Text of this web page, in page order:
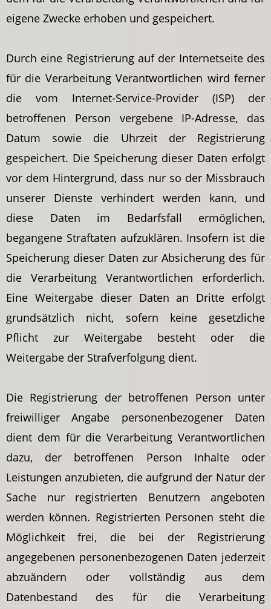
eigene Zwecke erhoben und gespeichert.
Durch eine Registrierung auf der Internetseite des
für die Verarbeitung Verantwortlichen wird ferner
die vom Internet-Service-Provider (ISP) der
betroffenen Person vergebene IP-Adresse, das
Datum sowie die Uhrzeit der Registrierung
gespeichert. Die Speicherung dieser Daten erfolgt
vor dem Hintergrund, dass nur so der Missbrauch
unserer Dienste verhindert werden kann, und
diese Daten im Bedarfsfall ermöglichen,
begangene Straftaten aufzuklären. Insofern ist die
Speicherung dieser Daten zur Absicherung des für
die Verarbeitung Verantwortlichen erforderlich.
Eine Weitergabe dieser Daten an Dritte erfolgt
grundsätzlich nicht, sofern keine gesetzliche
Pflicht zur Weitergabe besteht oder die
Weitergabe der Strafverfolgung dient.
Die Registrierung der betroffenen Person unter
freiwilliger Angabe personenbezogener Daten
dient dem für die Verarbeitung Verantwortlichen
dazu, der betroffenen Person Inhalte oder
Leistungen anzubieten, die aufgrund der Natur der
Sache nur registrierten Benutzern angeboten
werden können. Registrierten Personen steht die
Möglichkeit frei, die bei der Registrierung
angegebenen personenbezogenen Daten jederzeit
abzuändern oder vollständig aus dem
Datenbestand des für die Verarbeitung